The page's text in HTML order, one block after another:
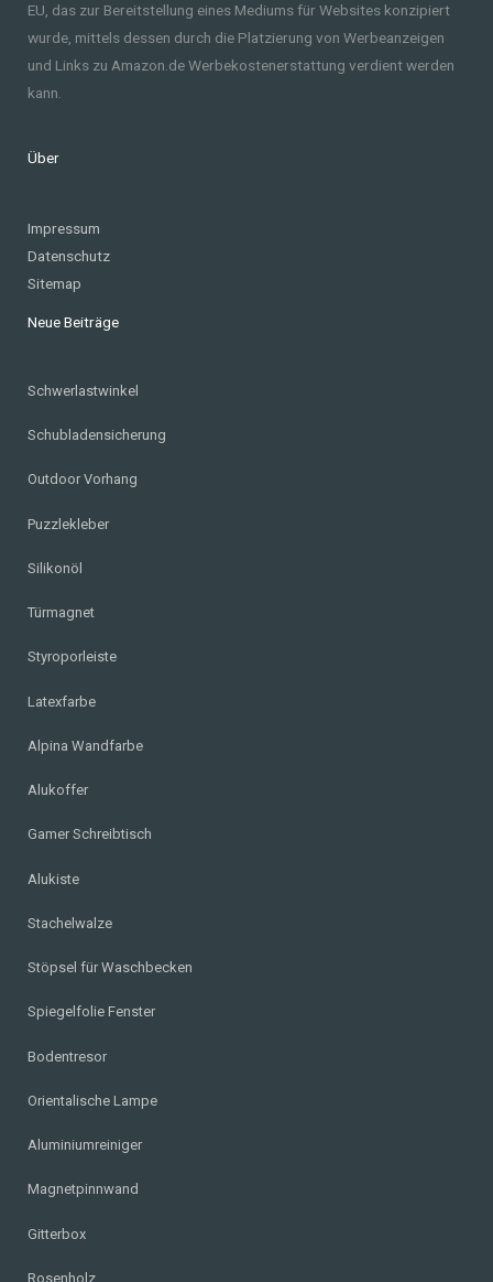
EU, das zur Bereitstellung eines Mediums für Websites konzipiert
wurde, mittels dessen durch die Platzierung von Werbeanzeigen
und Links zu Amazon.de Werbekostenerstattung verdient werden
kann.
Über
Impressum
Datenschutz
Sitemap
Neue Beiträge
Schwerlastwinkel
Schubladensicherung
Outdoor Vorhang
Puzzlekleber
Silikonöl
Türmagnet
Styroporleiste
Latexfarbe
Alpina Wandfarbe
Alukoffer
Gamer Schreibtisch
Alukiste
Stachelwalze
Stöpsel für Waschbecken
Spiegelfolie Fenster
Bodentresor
Orientalische Lampe
Aluminiumreiniger
Magnetpinnwand
Gitterbox
Rosenholz